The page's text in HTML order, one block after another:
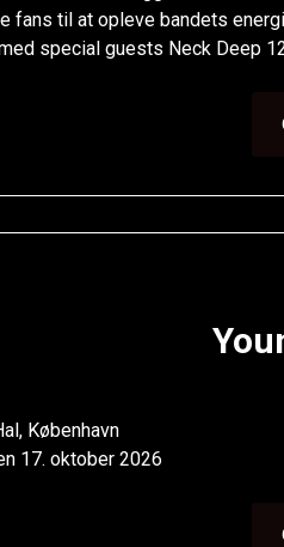
fans til at opleve bandets
special guests Neck Deep
København
17. oktober 2026